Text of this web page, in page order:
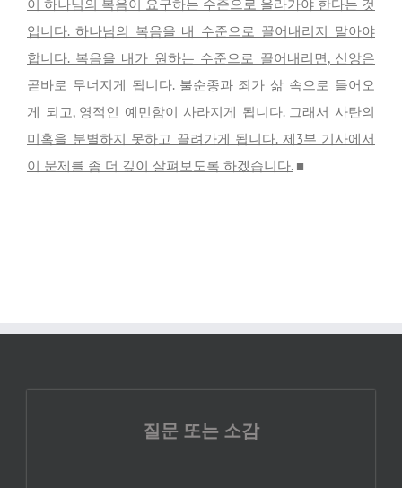
이 하나님의 복음이 요구하는 수준으로 올라가야 한다는 것
입니다. 하나님의 복음을 내 수준으로 끌어내리지 말아야
합니다. 복음을 내가 원하는 수준으로 끌어내리면, 신앙은
곧바로 무너지게 됩니다. 불순종과 죄가 삶 속으로 들어오
게 되고, 영적인 예민함이 사라지게 됩니다. 그래서 사탄의
미혹을 분별하지 못하고 끌려가게 됩니다. 제3부 기사에서
이 문제를 좀 더 깊이 살펴보도록 하겠습니다.■
질문 또는 소감